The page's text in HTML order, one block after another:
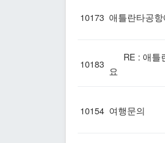
10173 애틀란타공
10183
RE : 애틀
요
10154 여행문의